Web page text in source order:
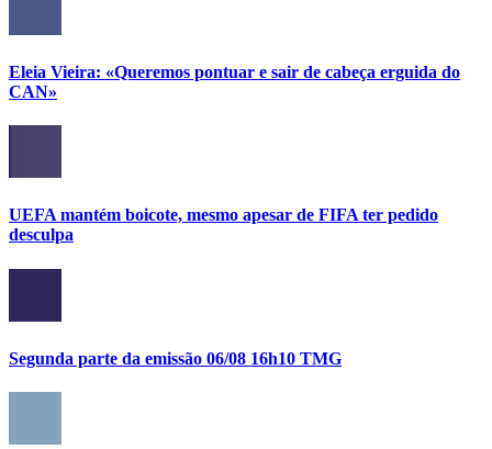
Eleia Vieira: «Queremos pontuar e sair de cabeça erguida do
CAN»
UEFA mantém boicote, mesmo apesar de FIFA ter pedido
desculpa
Segunda parte da emissão 06/08 16h10 TMG